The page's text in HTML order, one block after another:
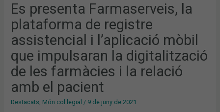
Es presenta Farmaserveis, la
plataforma de registre
assistencial i l’aplicació mòbil
que impulsaran la digitalització
de les farmàcies i la relació
amb el pacient
Destacats Món col·legial / 9 de juny de 2021
L’APLICACIÓ
MÒBIL
QUE
IMPULSARAN
DIGITALITZACIÓ
DE
LES
FARMÀCIES
LA
AMB
EL
PACIENT